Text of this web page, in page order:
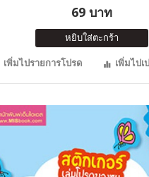
69 บาท
หยิบใส่ตะกร้า
เพิ่มไปรายการโปรด
เพิ่มไปเ